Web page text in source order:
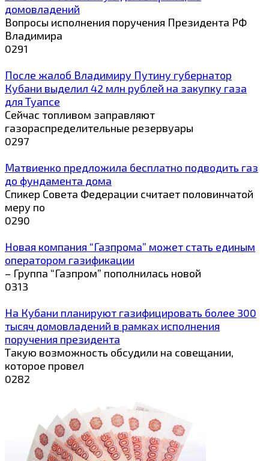
домовладений
Вопросы исполнения поручения Президента РФ
Владимира
0291
После жалоб Владимиру Путину губернатор
Кубани выделил 42 млн рублей на закупку газа
для Туапсе
Сейчас топливом заправляют
газораспределительные резервуары
0297
Матвиенко предложила бесплатно подводить газ
до фундамента дома
Спикер Совета Федерации считает половинчатой
меру по
0290
Новая компания “Газпрома” может стать единым
оператором газификации
– Группа “Газпром” пополнилась новой
0313
На Кубани планируют газифицировать более 300
тысяч домовладений в рамках исполнения
поручения президента
Такую возможность обсудили на совещании,
которое провел
0282